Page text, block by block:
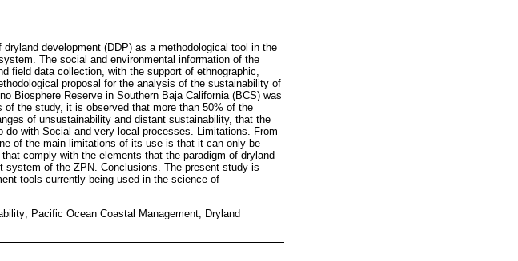
development (DDP) as a methodological tool in the
The social and environmental information of the
field data collection, with the support of ethnographic,
proposal for the analysis of the sustainability of
Biosphere Reserve in Southern Baja California (BCS) was
the study, it is observed that more than 50% of the
of unsustainability and distant sustainability, that the
with Social and very local processes. Limitations. From
of the main limitations of its use is that it can only be
comply with the elements that the paradigm of dryland
system of the ZPN. Conclusions. The present study is
tools currently being used in the science of
Pacific Ocean Coastal Management; Dryland